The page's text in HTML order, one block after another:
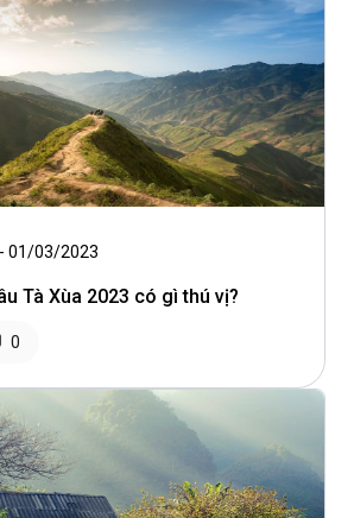
- 01/03/2023
Tà Xùa 2023 có gì thú vị?
0